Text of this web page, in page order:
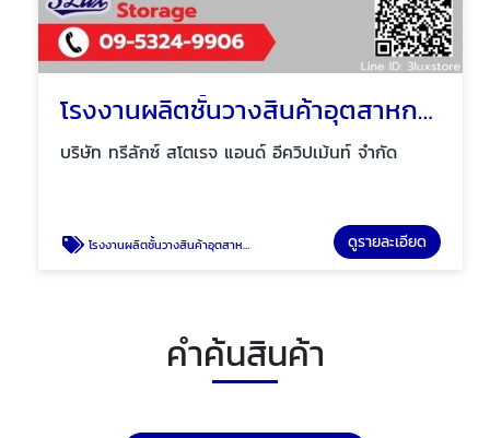
โรงงานผลิตชั้นวางสินค้าอุตสาหกรรม
บริษัท ทรีลักซ์ สโตเรจ แอนด์ อีควิปเม้นท์ จำกัด
โรงงานผลิตชั้นวางสินค้าอุตสาหกรรม ดูรายละเอียด
คำค้นสินค้า